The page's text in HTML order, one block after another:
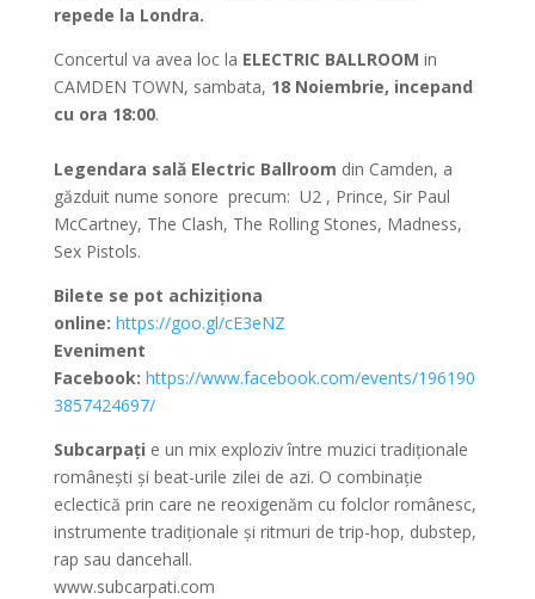
repede la Londra.
Concertul va avea loc la ELECTRIC BALLROOM in
CAMDEN TOWN, sambata, 18 Noiembrie, incepand
cu ora 18:00.
Legendara sală Electric Ballroom din Camden, a
găzduit nume sonore precum: U2 , Prince, Sir Paul
McCartney, The Clash, The Rolling Stones, Madness,
Sex Pistols.
Bilete se pot achiziționa
online: https://goo.gl/cE3eNZ
Eveniment
Facebook: https://www.facebook.com/events/196190
3857424697/
Subcarpați e un mix exploziv între muzici tradiționale
românești și beat-urile zilei de azi. O combinație
eclectică prin care ne reoxigenăm cu folclor românesc,
instrumente tradiționale și ritmuri de trip-hop, dubstep,
rap sau dancehall.
www.subcarpati.com